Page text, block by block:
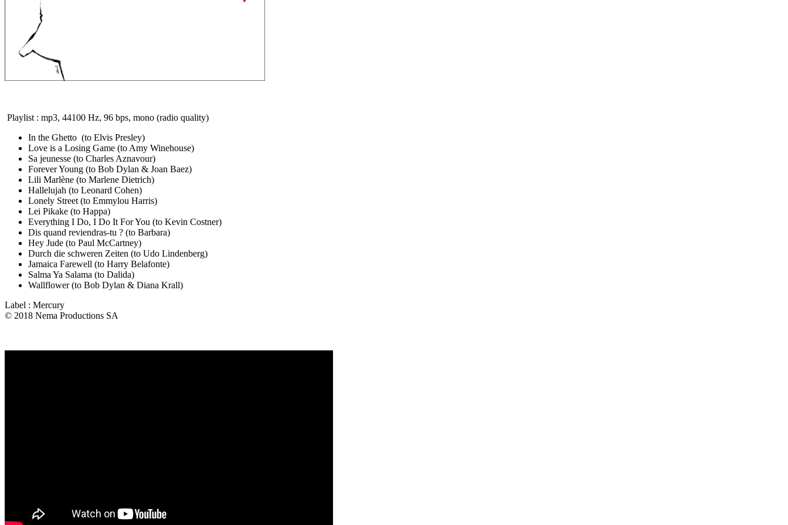
Playlist : mp3, 44100 Hz, 96 bps, mono (radio quality)
In the Ghetto (to Elvis Presley)
Love is a Losing Game (to Amy Winehouse)
Sa jeunesse (to Charles Aznavour)
Forever Young (to Bob Dylan & Joan Baez)
Lili Marlène (to Marlene Dietrich)
Hallelujah (to Leonard Cohen)
Lonely Street (to Emmylou Harris)
Lei Pikake (to Happa)
Everything I Do, I Do It For You (to Kevin Costner)
Dis quand reviendras-tu ? (to Barbara)
Hey Jude (to Paul McCartney)
Durch die schweren Zeiten (to Udo Lindenberg)
Jamaica Farewell (to Harry Belafonte)
Salma Ya Salama (to Dalida)
Wallflower (to Bob Dylan & Diana Krall)
Label : Mercury
© 2018 Nema Productions SA